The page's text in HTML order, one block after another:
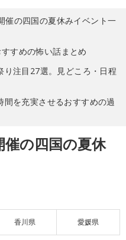
の四国の夏休みイベント一
すめの怖い話まとめ
り注目27選。見どころ・日程
間を充実させるおすすめの過
の四国の夏休
香川県 愛媛県